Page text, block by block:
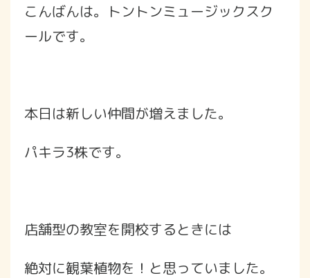
こんばんは。トントンミュージックスク
ールです。
本日は新しい仲間が増えました。
パキラ3株です。
店舗型の教室を開校するときには
絶対に観葉植物を！と思っていました。